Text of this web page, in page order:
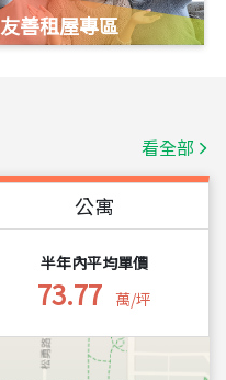
友善租屋專區
看全部
公寓
半年內平均單價
73.77 萬/坪